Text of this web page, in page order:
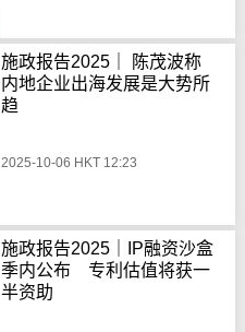
施政报告2025｜ 陈茂波称
内地企业出海发展是大势所
趋
2025-10-06 HKT 12:23
施政报告2025｜IP融资沙盒
季内公布 专利估值将获一
半资助